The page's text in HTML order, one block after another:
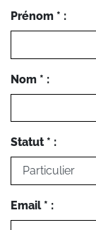
Prénom * :
Nom * :
Statut * :
Email * :